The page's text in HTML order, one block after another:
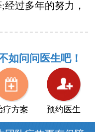
过多年的努力，
如问问医生吧！
疗方案 预约医生